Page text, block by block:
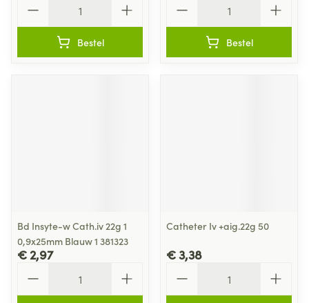
Bestel Bestel
Bd Insyte-w Cath.iv 22g 1
0,9x25mm Blauw 1 381323
€ 2,97
Catheter Iv +aig.22g 50
€ 3,38